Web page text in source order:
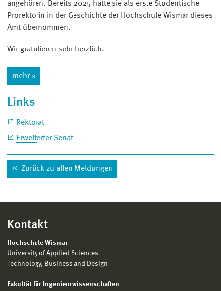
angehören. Bereits 2025 hatte sie als erste Studentische
Prorektorin in der Geschichte der Hochschule Wismar dieses
Amt übernommen.
Wir gratulieren sehr herzlich.
mehr »
Links
Rektorat
Erweiterter Senat
Zurück zu allen Meldungen
Kontakt
Hochschule Wismar
University of Applied Sciences
Technology, Business and Design
Fakultät für Ingenieurwissenschaften